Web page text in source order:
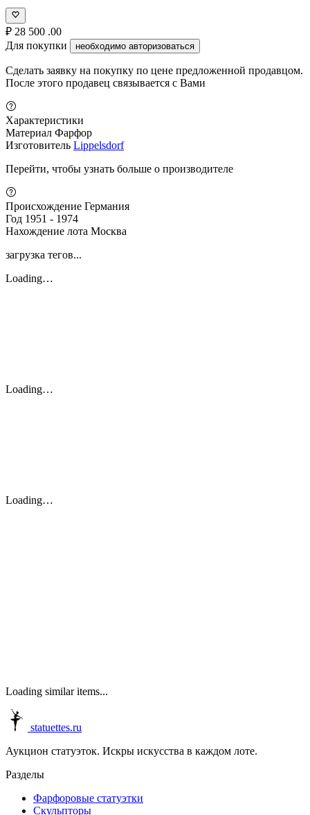
₽ 28 500 .00
Для покупки
необходимо авторизоваться
Сделать заявку на покупку по цене предложенной продавцом.
После этого продавец связывается с Вами
Характеристики
Материал Фарфор
Изготовитель Lippelsdorf
Перейти, чтобы узнать больше о производителе
Происхождение Германия
Год 1951 - 1974
Нахождение лота Москва
загрузка тегов...
Loading…
Loading…
Loading…
Loading similar items...
statuettes.ru
Аукцион статуэток. Искры искусства в каждом лоте.
Разделы
Фарфоровые статуэтки
Скульпторы